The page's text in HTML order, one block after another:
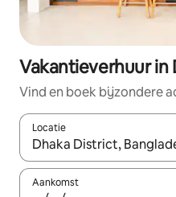
Vakantieverhuur in
Vind en boek bijzondere
Locatie
Wanneer er suggesties
Aankomst